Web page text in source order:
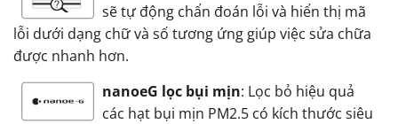
sẽ tự động chẩn đoán lỗi và hiển thị mã
lỗi dưới dạng chữ và số tương ứng giúp việc sửa chữa
được nhanh hơn.
nanoeG lọc bụi mịn: Lọc bỏ hiệu quả
các hạt bụi mịn PM2.5 có kích thước siêu